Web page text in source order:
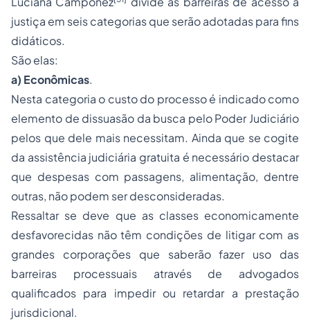
justiça em seis categorias que serão adotadas para fins
didáticos.
São elas:
a) Econômicas.
Nesta categoria o custo do processo é indicado como
elemento de dissuasão da busca pelo Poder Judiciário
pelos que dele mais necessitam. Ainda que se cogite
da assistência judiciária gratuita é necessário destacar
que despesas com passagens, alimentação, dentre
outras, não podem ser desconsideradas.
Ressaltar se deve que as classes economicamente
desfavorecidas não têm condições de litigar com as
grandes corporações que saberão fazer uso das
barreiras processuais através de advogados
qualificados para impedir ou retardar a prestação
jurisdicional.